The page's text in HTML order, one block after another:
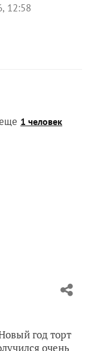
12:58
1 человек
год торт
очень